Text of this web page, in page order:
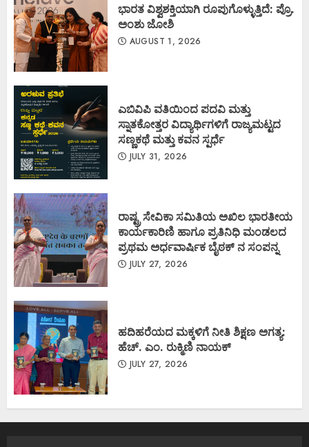
ಭಾರತ ವಿಶ್ವಶಕ್ತಿಯಾಗಿ ರೂಪುಗೊಳ್ಳುತ್ತಿದೆ: ಪ್ರೊ.
ಅಂಶು ಜೋಶಿ
AUGUST 1, 2026
ಎಬಿವಿಪಿ ವತಿಯಿಂದ ಪದವಿ ಮತ್ತು
ಸ್ನಾತಕೋತ್ತರ ವಿದ್ಯಾರ್ಥಿಗಳಿಗೆ ರಾಜ್ಯಮಟ್ಟದ
ಸಣ್ಣಕಥೆ ಮತ್ತು ಕವನ ಸ್ಪರ್ಧೆ
JULY 31, 2026
ರಾಷ್ಟ್ರ ಸೇವಿಕಾ ಸಮಿತಿಯ ಅಖಿಲ ಭಾರತೀಯ
ಕಾರ್ಯಕಾರಿಣಿ ಹಾಗೂ ಪ್ರತಿನಿಧಿ ಮಂಡಲದ
ಪ್ರಥಮ ಅರ್ಧವಾರ್ಷಿಕ ಬೈಠಕ್ ನ ಸಂಪನ್ನ
JULY 27, 2026
ಹದಿಹರೆಯದ ಮಕ್ಕಳಿಗೆ ನೀತಿ ಶಿಕ್ಷಣ ಅಗತ್ಯ:
ಹೆಚ್. ಎಂ. ರುಕ್ಮಿಣಿ ನಾಯಕ್
JULY 27, 2026